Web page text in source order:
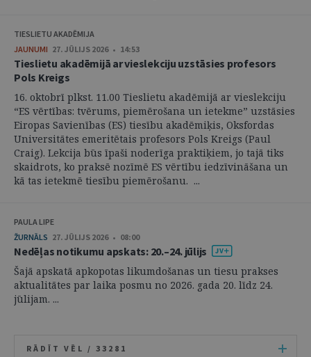
TIESLIETU AKADĒMIJA
JAUNUMI 27. JŪLIJS 2026 • 14:53
Tieslietu akadēmijā ar vieslekciju uzstāsies profesors
Pols Kreigs
16. oktobrī plkst. 11.00 Tieslietu akadēmijā ar vieslekciju
“ES vērtības: tvērums, piemērošana un ietekme” uzstāsies
Eiropas Savienības (ES) tiesību akadēmiķis, Oksfordas
Universitātes emeritētais profesors Pols Kreigs (Paul
Craig). Lekcija būs īpaši noderīga praktiķiem, jo tajā tiks
skaidrots, ko praksē nozīmē ES vērtību iedzīvināšana un
kā tas ietekmē tiesību piemērošanu. ...
PAULA LIPE
ŽURNĀLS 27. JŪLIJS 2026 • 08:00
Nedēļas notikumu apskats: 20.–24. jūlijs
Šajā apskatā apkopotas likumdošanas un tiesu prakses
aktualitātes par laika posmu no 2026. gada 20. līdz 24.
jūlijam. ...
RĀDĪT VĒL / 33281